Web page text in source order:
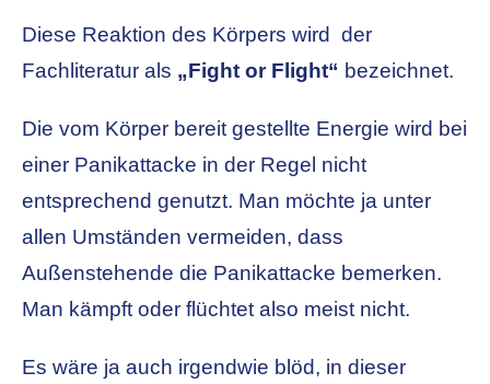
Diese Reaktion des Körpers wird der
Fachliteratur als „Fight or Flight“ bezeichnet.
Die vom Körper bereit gestellte Energie wird bei
einer Panikattacke in der Regel nicht
entsprechend genutzt. Man möchte ja unter
allen Umständen vermeiden, dass
Außenstehende die Panikattacke bemerken.
Man kämpft oder flüchtet also meist nicht.
Es wäre ja auch irgendwie blöd, in dieser